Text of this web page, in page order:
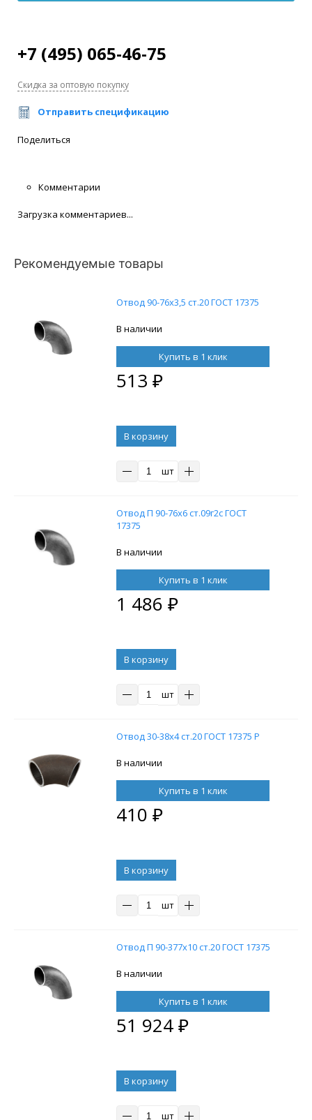
+7 (495) 065-46-75
Скидка за оптовую покупку
Отправить спецификацию
Поделиться
Комментарии
Загрузка комментариев...
Рекомендуемые товары
Отвод 90-76х3,5 ст.20 ГОСТ 17375
В наличии
Купить в 1 клик
513 ₽
В корзину
шт
Отвод П 90-76х6 ст.09г2c ГОСТ
17375
В наличии
Купить в 1 клик
1 486 ₽
В корзину
шт
Отвод 30-38х4 ст.20 ГОСТ 17375 Р
В наличии
Купить в 1 клик
410 ₽
В корзину
шт
Отвод П 90-377х10 ст.20 ГОСТ 17375
В наличии
Купить в 1 клик
51 924₽
В корзину
шт